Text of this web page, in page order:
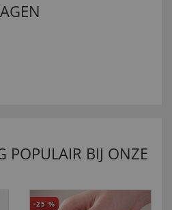
POPULAIR BIJ ONZE
-25 %